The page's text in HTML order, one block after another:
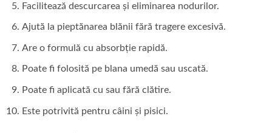
Facilitează descurcarea și eliminarea nodurilor.
Ajută la pieptănarea blănii fără tragere excesivă.
Are o formulă cu absorbție rapidă.
Poate fi folosită pe blana umedă sau uscată.
Poate fi aplicată cu sau fără clătire.
Este potrivită pentru câini și pisici.